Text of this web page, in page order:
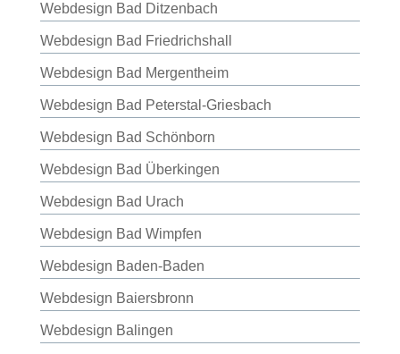
Webdesign Bad Ditzenbach
Webdesign Bad Friedrichshall
Webdesign Bad Mergentheim
Webdesign Bad Peterstal-Griesbach
Webdesign Bad Schönborn
Webdesign Bad Überkingen
Webdesign Bad Urach
Webdesign Bad Wimpfen
Webdesign Baden-Baden
Webdesign Baiersbronn
Webdesign Balingen